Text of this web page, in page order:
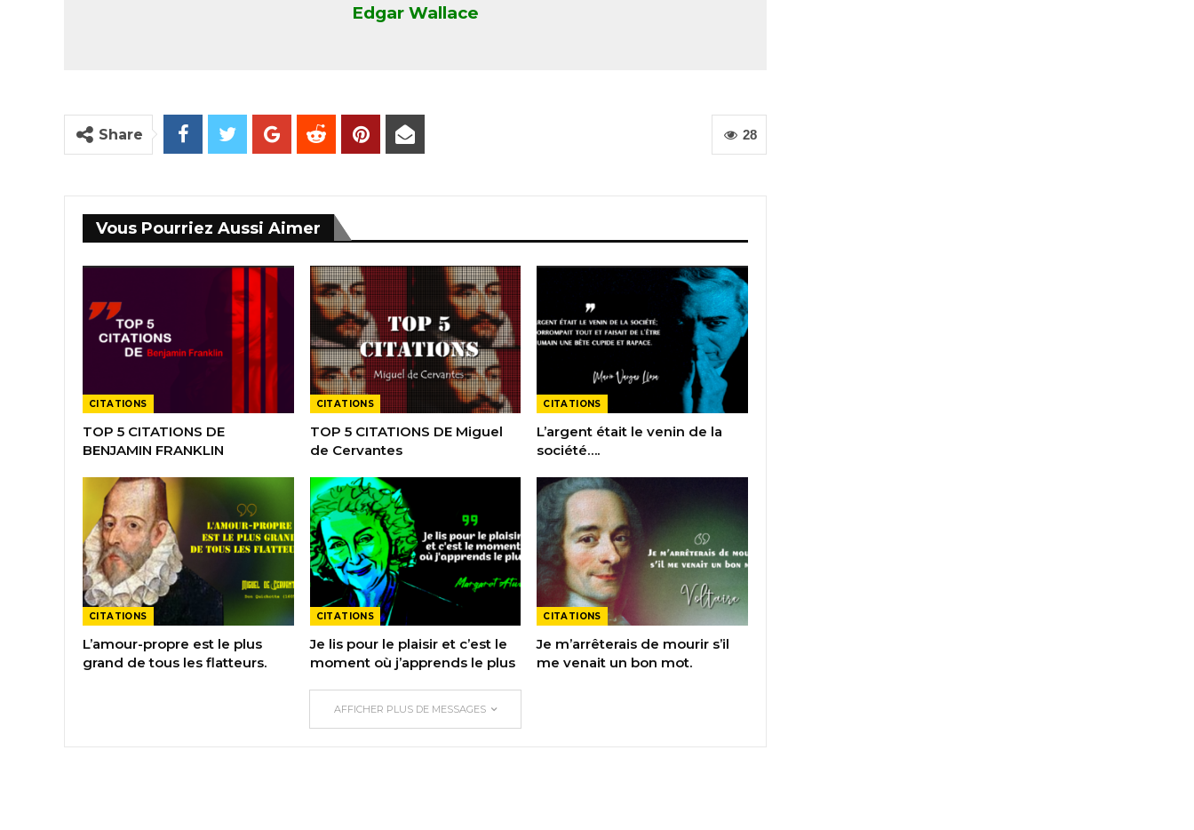
Edgar Wallace
28
Share
Vous Pourriez Aussi Aimer
CITATIONS
TOP 5 CITATIONS DE
BENJAMIN FRANKLIN
CITATIONS
TOP 5 CITATIONS DE Miguel
de Cervantes
CITATIONS
L’argent était le venin de la
société….
CITATIONS
L’amour-propre est le plus
grand de tous les flatteurs.
CITATIONS
Je lis pour le plaisir et c’est le
moment où j’apprends le plus
CITATIONS
Je m’arrêterais de mourir s’il
me venait un bon mot.
AFFICHER PLUS DE MESSAGES